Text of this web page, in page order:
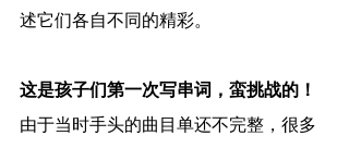
述它们各自不同的精彩。
这是孩子们第一次写串词，蛮挑战的！
由于当时手头的曲目单还不完整，很多